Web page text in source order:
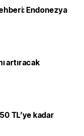
Endonezya
artıracak
TL’ye kadar